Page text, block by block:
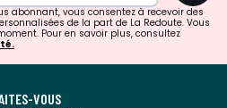
abonnant, vous consentez à recevoir des
de la part de La Redoute. Vous
Pour en savoir plus, consultez
VOUS